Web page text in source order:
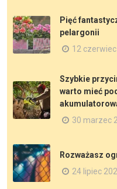
Pięć
pelargonii
12
Szybkie
warto mieć
30 marzec
Rozważasz
24 lipiec